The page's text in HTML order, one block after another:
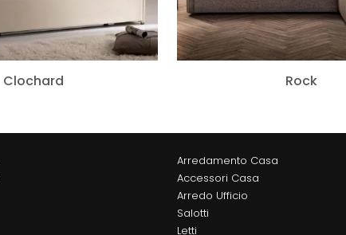
Clochard Rock
Arredamento Casa
Accessori Casa
Arredo Ufficio
Salotti
Letti